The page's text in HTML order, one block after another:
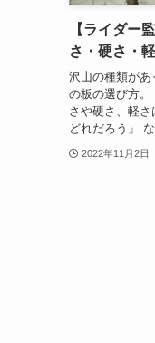
【ライダー
さ・硬さ・
沢山の種類が
の板の選び方
さや硬さ、軽
どれだろう」
2022年11月2日